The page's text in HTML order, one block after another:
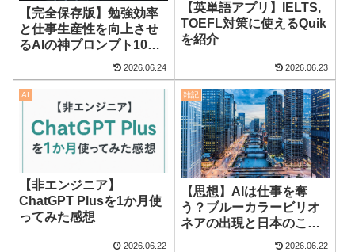
【完全保存版】勉強効率
と仕事生産性を向上させ
るAIの神プロンプト10
2026.06.24
【英単語アプリ】IELTS,
TOEFL対策に使えるQuik
を紹介
2026.06.23
AI
【非エンジニア】
ChatGPT Plusを1か月使
ってみた感想
2026.06.22
雑記
【思想】AIは仕事を奪
う？ブルーカラービリオ
ネアの出現と日本のこれ
2026.06.22